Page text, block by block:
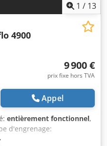
1 / 13
4900
9 900 €
prix fixe hors TVA
Appel
entièrement fonctionnel,
d'engrenage: